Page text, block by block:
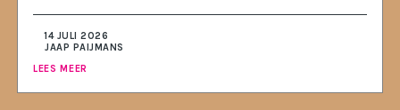
14 JULI 2026
JAAP PAIJMANS
LEES MEER